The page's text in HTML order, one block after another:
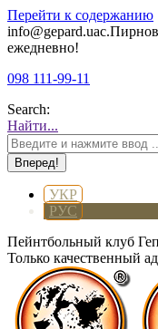
Перейти к содержанию
info@gepard.ua
ежедневно!
098 111-99-11
Search:
Найти...
УКР
РУС
Пейнтбольный клуб
Только качественный